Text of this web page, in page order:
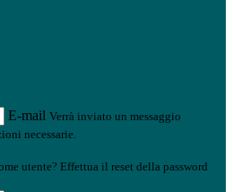
E-mail Verrà inviato un messaggio
necessarie.
utente? Effettua il reset della password